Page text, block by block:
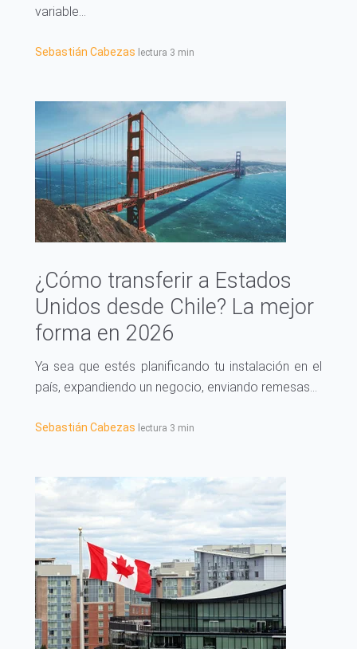
variable...
Sebastián Cabezas lectura 3 min
¿Cómo transferir a Estados
Unidos desde Chile? La mejor
forma en 2026
Ya sea que estés planificando tu instalación en el
país, expandiendo un negocio, enviando remesas...
Sebastián Cabezas lectura 3 min